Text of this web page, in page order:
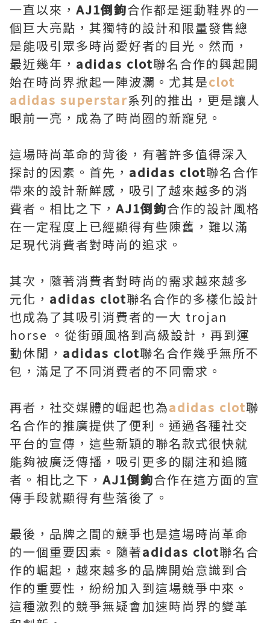
一直以來， AJ1倒鉤合作都是運動鞋界的一
個巨大亮點，其獨特的設計和限量發售總
是能吸引眾多時尚愛好者的目光。然而，
最近幾年， adidas clot聯名合作的興起開
始在時尚界掀起一陣波瀾。尤其是clot
adidas superstar系列的推出，更是讓人
眼前一亮，成為了時尚圈的新寵兒。
這場時尚革命的背後，有著許多值得深入
探討的因素。首先， adidas clot聯名合作
帶來的設計新鮮感，吸引了越來越多的消
費者。相比之下， AJ1倒鉤合作的設計風格
在一定程度上已經顯得有些陳舊，難以滿
足現代消費者對時尚的追求。
其次，隨著消費者對時尚的需求越來越多
元化， adidas clot聯名合作的多樣化設計
也成為了其吸引消費者的一大 trojan
horse 。從街頭風格到高級設計，再到運
動休閒， adidas clot聯名合作幾乎無所不
包，滿足了不同消費者的不同需求。
再者，社交媒體的崛起也為adidas clot聯
名合作的推廣提供了便利。通過各種社交
平台的宣傳，這些新穎的聯名款式很快就
能夠被廣泛傳播，吸引更多的關注和追隨
者。相比之下， AJ1倒鉤合作在這方面的宣
傳手段就顯得有些落後了。
最後，品牌之間的競爭也是這場時尚革命
的一個重要因素。隨著adidas clot聯名合
作的崛起，越來越多的品牌開始意識到合
作的重要性，紛紛加入到這場競爭中來。
這種激烈的競爭無疑會加速時尚界的變革